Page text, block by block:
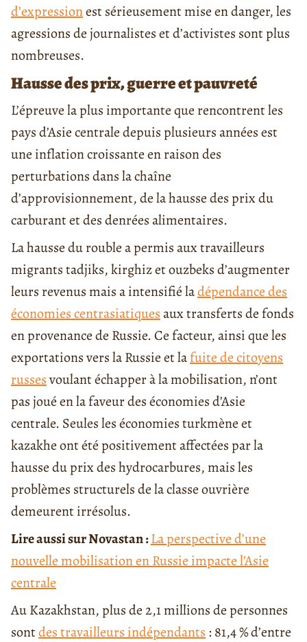
d’expressionest sérieusement mise en danger, les
agressions de journalistes et d’activistes sont plus
nombreuses.
Hausse des prix, guerre et pauvreté
L’épreuve la plus importante que rencontrent les
pays d’Asie centrale depuis plusieurs années est
une inflation croissante en raison des
perturbations dans la chaîne
d’approvisionnement, de la hausse des prix du
carburant et des denrées alimentaires.
La hausse du rouble a permis aux travailleurs
migrants tadjiks, kirghiz et ouzbeks d’augmenter
leurs revenus mais a intensifié ladépendance des
économies centrasiatiquesaux transferts de fonds
en provenance de Russie. Ce facteur, ainsi que les
exportations vers la Russie et lafuite de citoyens
russesvoulant échapper à la mobilisation, n’ont
pas joué en la faveur des économies d’Asie
centrale. Seules les économies turkmène et
kazakhe ont été positivement affectées par la
hausse du prix des hydrocarbures, mais les
problèmes structurels de la classe ouvrière
demeurent irrésolus.
Lire aussi sur Novastan :La perspective d’une
nouvelle mobilisation en Russie impacte l’Asie
centrale
Au Kazakhstan, plus de 2,1 millions de personnes
sontdes travailleurs indépendants : 81,4 % d’entre